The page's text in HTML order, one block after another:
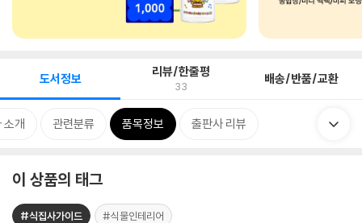
도서정보 리뷰/한줄평
33 배송/반품/교환
소개 관련분류 품목정보 출판사 리뷰
이 상품의 태그
#식집사가이드 #식물인테리어